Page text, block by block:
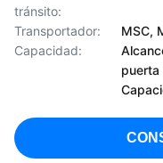
tránsito:
Transportador:
MSC,
Capacidad:
puerta